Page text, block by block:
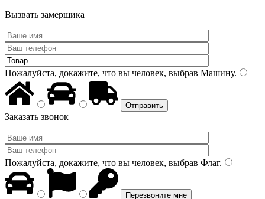
Вызвать замерщика
Пожалуйста, докажите, что вы человек, выбрав Машину.
Заказать звонок
Пожалуйста, докажите, что вы человек, выбрав Флаг.